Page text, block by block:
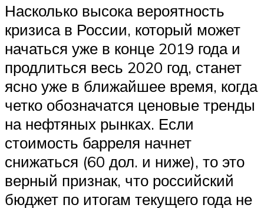
Насколько высока вероятность
кризиса в России, который может
начаться уже в конце 2019 года и
продлиться весь 2020 год, станет
ясно уже в ближайшее время, когда
четко обозначатся ценовые тренды
на нефтяных рынках. Если
стоимость барреля начнет
снижаться (60 дол. и ниже), то это
верный признак, что российский
бюджет по итогам текущего года не